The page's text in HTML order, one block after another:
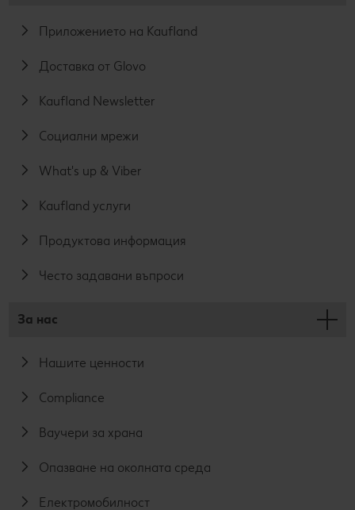
Приложението на Kaufland
Доставка от Glovo
Kaufland Newsletter
Социални мрежи
What's up & Viber
Kaufland услуги
Продуктова информация
Често задавани въпроси
За нас
Нашите ценности
Compliance
Ваучери за храна
Опазване на околната среда
Електромобилност